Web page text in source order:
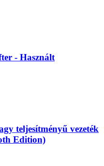
- Használt
teljesítményű vezeték
Edition)